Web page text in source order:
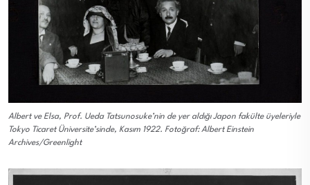
Albert ve Elsa, Prof. Ueda Tatsunosuke’nin de yer aldığı Japon fakülte üyeleriyle
Tokyo Ticaret Üniversite’sinde, Kasım 1922. Fotoğraf: Albert Einstein
Archives/Greenlight